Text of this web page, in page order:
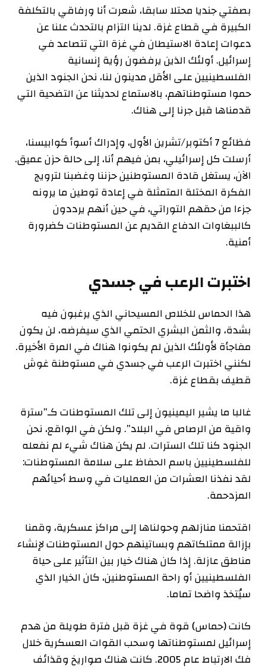
بصفتي جنديا محتلا سابقا، شعرت أنا ورفاقي بالتكلفة
الكبيرة في قطاع غزة. لدينا التزام بالتحدث علنا عن
دعوات إعادة الاستيطان في غزة التي تتصاعد في
إسرائيل. أولئك الذين يرفضون رؤية إنسانية
الفلسطينيين على الأقل مدينون لنا، نحن الجنود الذين
حموا مستوطناتهم، بالاستماع لحديثنا عن التضحية التي
قدمناها قبل جرنا إلى هناك.
فظائع 7 أكتوبر/تشرين الأول، وإدراك أسوأ كوابيسنا،
أرسلت كل إسرائيلي، بمن فيهم أنا، إلى حالة حزن عميق.
الآن، يستغل قادة المستوطنين حزننا وغضبنا لترويج
الفكرة المختلة المتمثلة في إعادة توطين ما يرونه
جزءا من حقهم التوراتي، في حين أنهم يرددون
كالببغاوات الدفاع القديم عن المستوطنات كضرورة
أمنية.
اختبرت الرعب في جسدي
هذا الحماس للخلاص المسيحاني الذي يرغبون فيه
بشدة، والثمن البشري الحتمي الذي سيفرضه، لن يكون
مفاجأة لأولئك الذين لم يكونوا هناك في المرة الأخيرة.
لكنني اختبرت الرعب في جسدي في مستوطنة غوش
قطيف بقطاع غزة.
غالبا ما يشير اليمينيون إلى تلك المستوطنات كـ”سترة
واقية من الرصاص في البلاد”. ولكن في الواقع، نحن
الجنود كنا تلك السترات. لم يكن هناك شيء لم نفعله
للفلسطينيين باسم الحفاظ على سلامة المستوطنات:
لقد نفذنا العشرات من العمليات في وسط أحيائهم
المزدحمة.
اقتحمنا منازلهم وحولناها إلى مراكز عسكرية، وقمنا
بإزالة ممتلكاتهم وبساتينهم حول المستوطنات لإنشاء
مناطق عازلة. إذا كان هناك خيار بين التأثير على حياة
الفلسطينيين أو راحة المستوطنين، كان الخيار الذي
سيُتخذ واضحا تماما.
كانت (حماس) قوة في غزة قبل فترة طويلة من هدم
إسرائيل لمستوطناتها وسحب القوات العسكرية خلال
فك الارتباط عام 2005. كانت هناك صواريخ وقذائف